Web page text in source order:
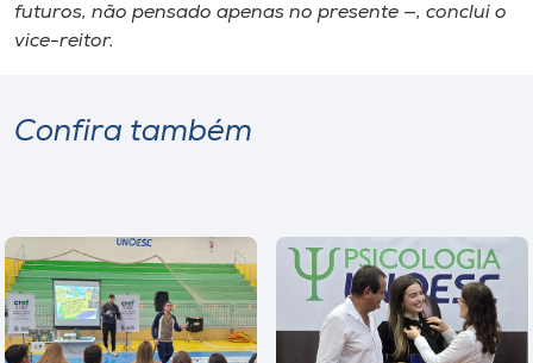
futuros, não pensado apenas no presente —, conclui o
vice-reitor.
Confira também